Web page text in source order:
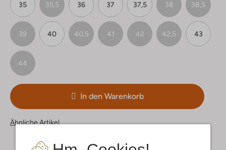
35 35,5 36 37 37,5 38 38,5
39 40 40,5 41 42 42,5 43
44
In den Warenkorb
Ähnliche Artikel